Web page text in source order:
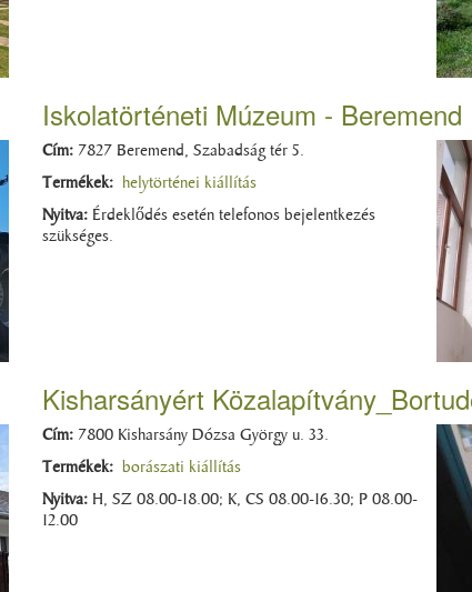
Iskolatörténeti Múzeum - Beremend
Cím: 7827 Beremend, Szabadság tér 5.
Termékek: helytörténei kiállítás
Nyitva: Érdeklődés esetén telefonos bejelentkezés
szükséges.
Kisharsányért
Cím: 7800 Kisharsány Dózsa György u. 33.
Termékek: borászati kiállítás
Nyitva: H, SZ 08.00-18.00; K, CS 08.00-16.30; P 08.00-
12.00